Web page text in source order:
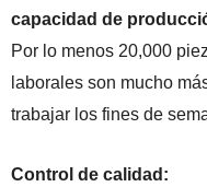
capacidad de
Por lo menos 20,000
laborales son mucho
trabajar los fines de
Control de calidad: